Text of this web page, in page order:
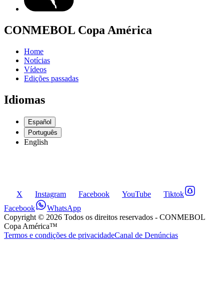
CONMEBOL Copa América
Home
Notícias
Vídeos
Edições passadas
Idiomas
Español
Português
English
X Instagram Facebook YouTube
Tiktok
Facebook
WhatsApp
Copyright © 2026 Todos os direitos reservados - CONMEBOL
Copa América™
Termos e condições de privacidadeCanal de Denúncias